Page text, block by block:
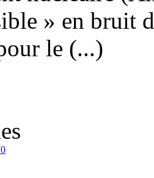
» en bruit
le (...)